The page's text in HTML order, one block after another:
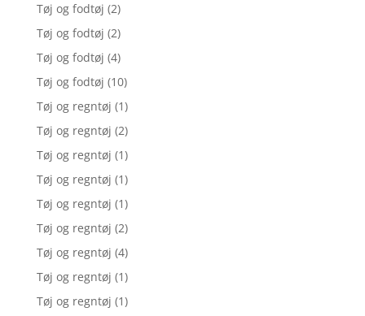
Tøj og fodtøj (2)
Tøj og fodtøj (2)
Tøj og fodtøj (4)
Tøj og fodtøj (10)
Tøj og regntøj (1)
Tøj og regntøj (2)
Tøj og regntøj (1)
Tøj og regntøj (1)
Tøj og regntøj (1)
Tøj og regntøj (2)
Tøj og regntøj (4)
Tøj og regntøj (1)
Tøj og regntøj (1)